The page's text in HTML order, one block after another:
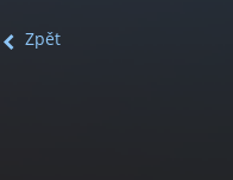
Zpět